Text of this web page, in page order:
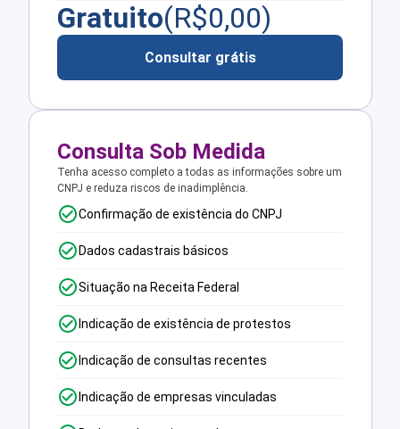
Gratuito(R$0,00)
Consultar grátis
Consulta Sob Medida
Tenha acesso completo a todas as informações sobre um
CNPJ e reduza riscos de inadimplência.
Confirmação de existência do CNPJ
Dados cadastrais básicos
Situação na Receita Federal
Indicação de existência de protestos
Indicação de consultas recentes
Indicação de empresas vinculadas